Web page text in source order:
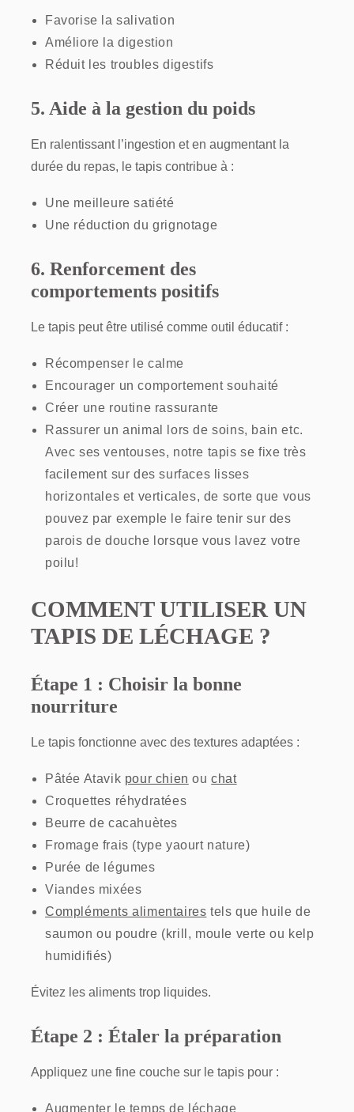
Favorise la salivation
Améliore la digestion
Réduit les troubles digestifs
5. Aide à la gestion du poids
En ralentissant l’ingestion et en augmentant la
durée du repas, le tapis contribue à :
Une meilleure satiété
Une réduction du grignotage
6. Renforcement des
comportements positifs
Le tapis peut être utilisé comme outil éducatif :
Récompenser le calme
Encourager un comportement souhaité
Créer une routine rassurante
Rassurer un animal lors de soins, bain etc.
Avec ses ventouses, notre tapis se fixe très
facilement sur des surfaces lisses
horizontales et verticales, de sorte que vous
pouvez par exemple le faire tenir sur des
parois de douche lorsque vous lavez votre
poilu!
COMMENT UTILISER UN
TAPIS DE LÉCHAGE ?
Étape 1 : Choisir la bonne
nourriture
Le tapis fonctionne avec des textures adaptées :
Pâtée Atavik pour chien ouchat
Croquettes réhydratées
Beurre de cacahuètes
Fromage frais (type yaourt nature)
Purée de légumes
Viandes mixées
Compléments alimentaires tels que huile de
saumon ou poudre (krill, moule verte ou kelp
humidifiés)
Évitez les aliments trop liquides.
Étape 2 : Étaler la préparation
Appliquez une fine couche sur le tapis pour :
Augmenter le temps de léchage